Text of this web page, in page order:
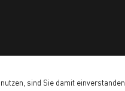
sind Sie damit einverstanden.